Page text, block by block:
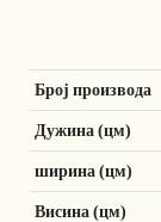
Број производа
Дужина (цм)
ширина (цм)
Висина (цм)